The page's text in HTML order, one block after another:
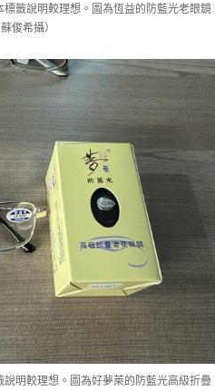
籤說明較理想。圖為恆益的防藍光老眼鏡
俊希攝）
明較理想。圖為好夢萊的防藍光高級折疊